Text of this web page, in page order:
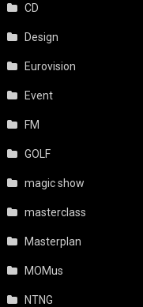
CD
Design
Eurovision
Event
FM
GOLF
magic show
masterclass
Masterplan
MOMus
NTNG